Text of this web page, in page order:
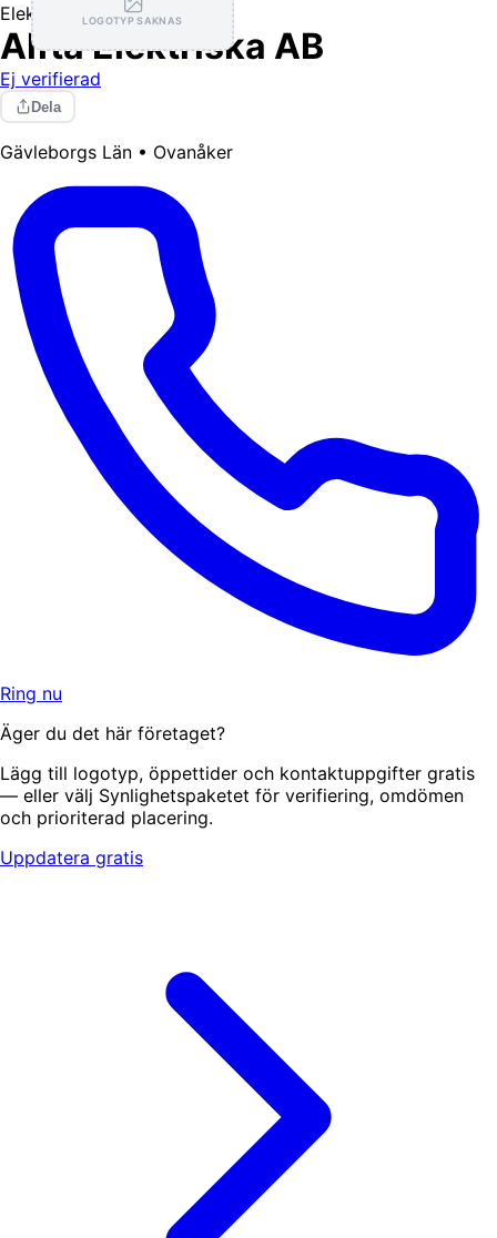
LOGOTYP SAKNAS
Elektriker
Alfta Elektriska AB
Ej verifierad
Dela
Gävleborgs Län • Ovanåker
Ring nu
Äger du det här företaget?
Lägg till logotyp, öppettider och kontaktuppgifter gratis
— eller välj Synlighetspaketet för verifiering, omdömen
och prioriterad placering.
Uppdatera gratis